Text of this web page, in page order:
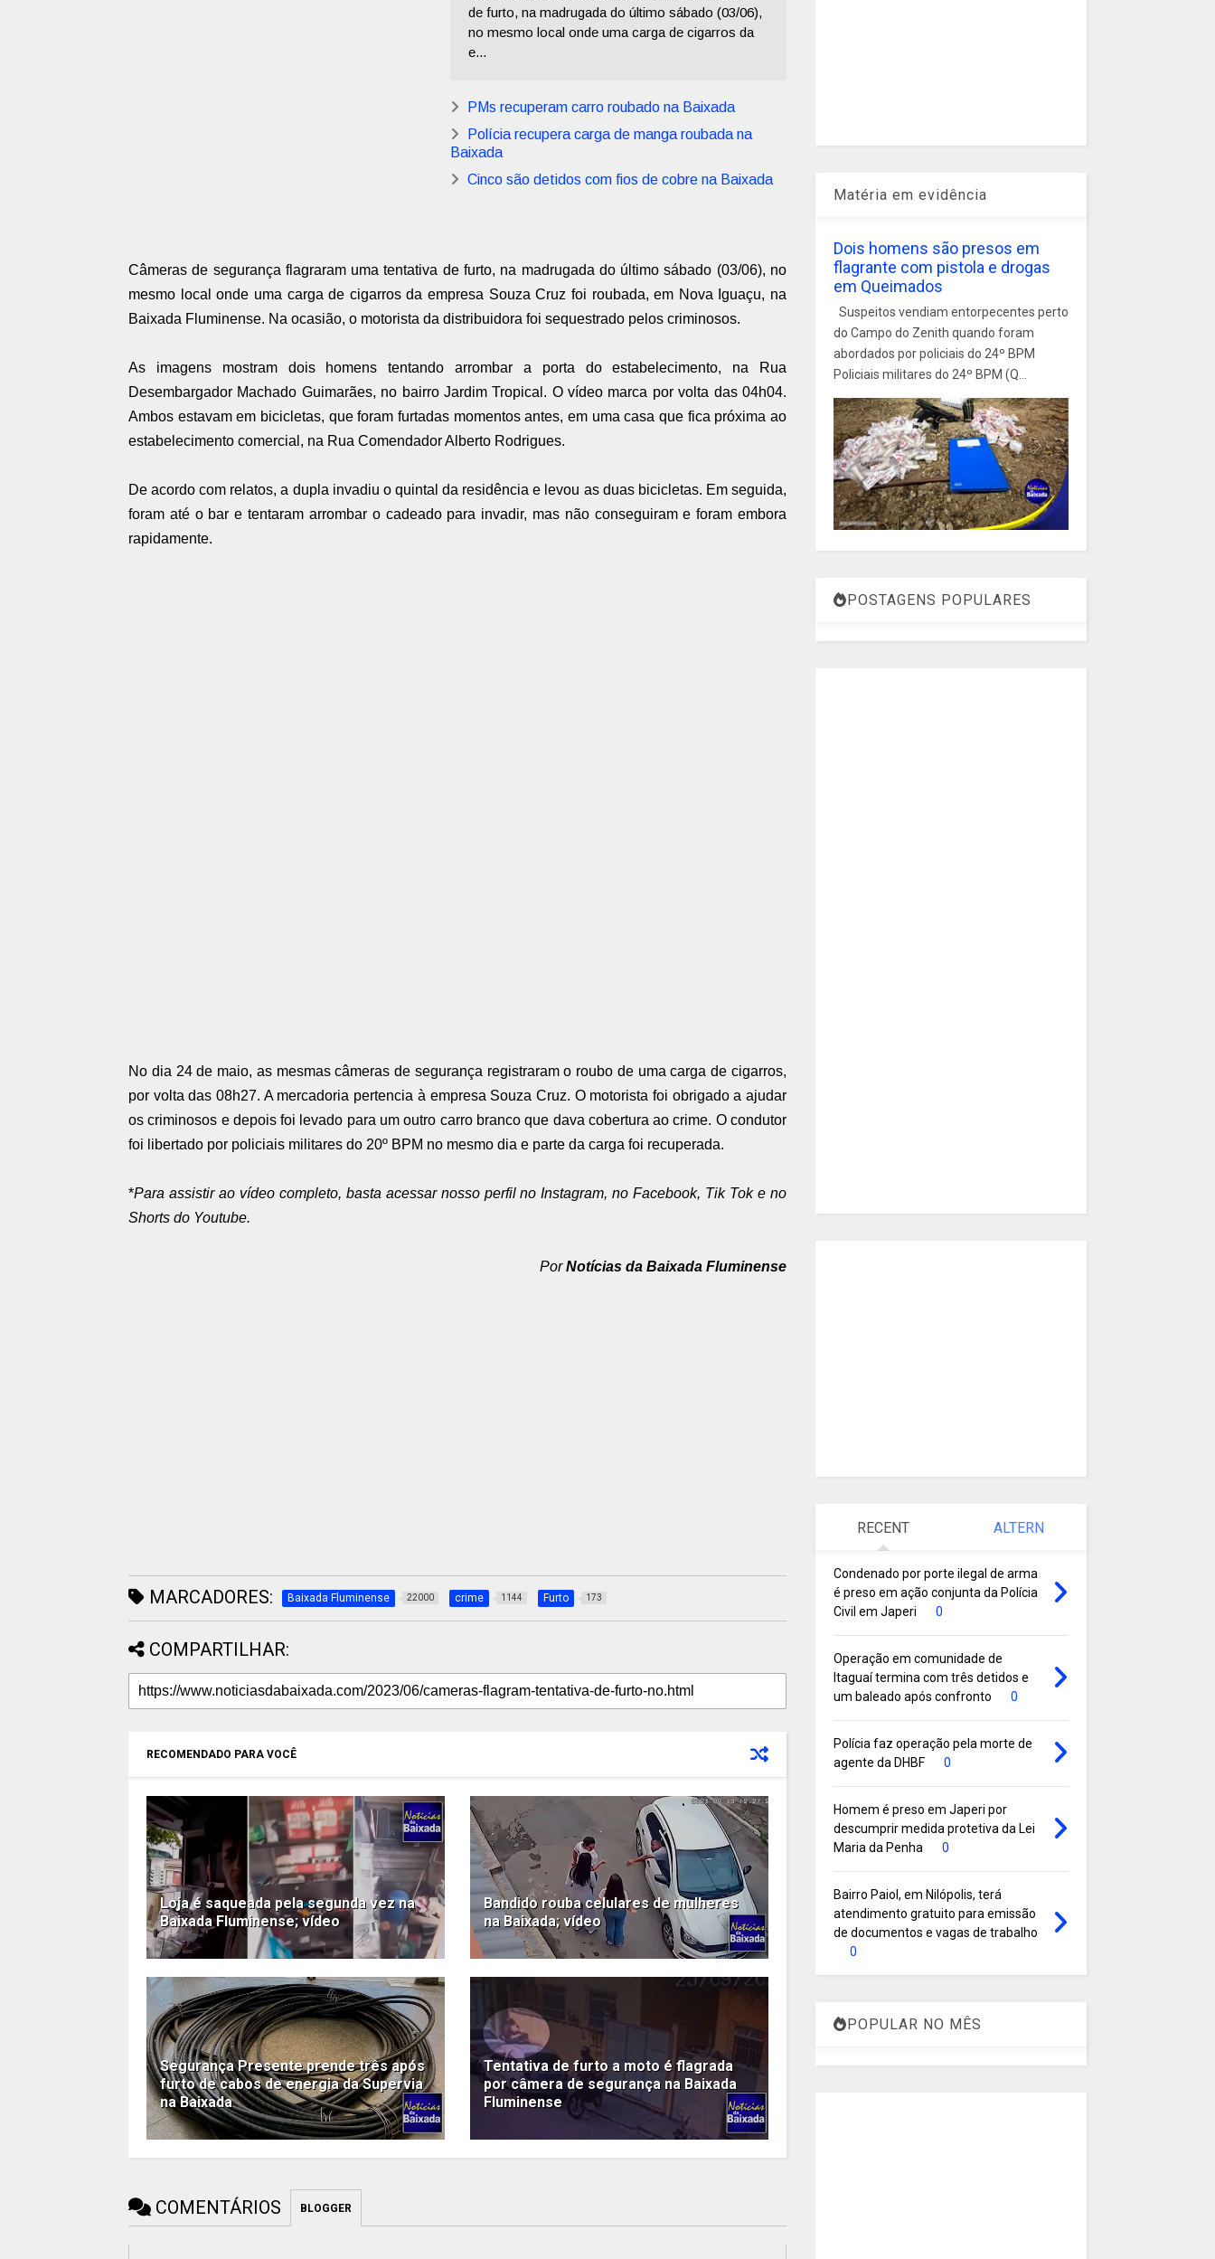
de furto, na madrugada do último sábado (03/06),
no mesmo local onde uma carga de cigarros da
e...
PMs recuperam carro roubado na Baixada
Polícia recupera carga de manga roubada na
Baixada
Cinco são detidos com fios de cobre na Baixada
Câmeras de segurança flagraram uma tentativa de furto, na madrugada do último sábado (03/06), no
mesmo local onde uma carga de cigarros da empresa Souza Cruz foi roubada, em Nova Iguaçu, na
Baixada Fluminense. Na ocasião, o motorista da distribuidora foi sequestrado pelos criminosos.
As imagens mostram dois homens tentando arrombar a porta do estabelecimento, na Rua
Desembargador Machado Guimarães, no bairro Jardim Tropical. O vídeo marca por volta das 04h04.
Ambos estavam em bicicletas, que foram furtadas momentos antes, em uma casa que fica próxima ao
estabelecimento comercial, na Rua Comendador Alberto Rodrigues.
De acordo com relatos, a dupla invadiu o quintal da residência e levou as duas bicicletas. Em seguida,
foram até o bar e tentaram arrombar o cadeado para invadir, mas não conseguiram e foram embora
rapidamente.
No dia 24 de maio, as mesmas câmeras de segurança registraram o roubo de uma carga de cigarros,
por volta das 08h27. A mercadoria pertencia à empresa Souza Cruz. O motorista foi obrigado a ajudar
os criminosos e depois foi levado para um outro carro branco que dava cobertura ao crime. O condutor
foi libertado por policiais militares do 20º BPM no mesmo dia e parte da carga foi recuperada.
*Para assistir ao vídeo completo, basta acessar nosso perfil no Instagram, no Facebook, Tik Tok e no
Shorts do Youtube.
PorNotícias da Baixada Fluminense
MARCADORES: Baixada Fluminense 22000 crime 1144 Furto 173
COMPARTILHAR:
RECOMENDADO PARA VOCÊ
Loja é saqueada pela segunda vez na
Baixada Fluminense; vídeo
Bandido rouba celulares de mulheres
na Baixada; vídeo
Segurança Presente prende três após
furto de cabos de energia da Supervia
na Baixada
Tentativa de furto a moto é flagrada
por câmera de segurança na Baixada
Fluminense
COMENTÁRIOS BLOGGER
Matéria em evidência
Dois homens são presos em
flagrante com pistola e drogas
em Queimados
Suspeitos vendiam entorpecentes perto
do Campo do Zenith quando foram
abordados por policiais do 24º BPM
Policiais militares do 24º BPM (Q...
POSTAGENS POPULARES
RECENT ALTERN
Condenado por porte ilegal de arma
é preso em ação conjunta da Polícia
Civil em Japeri
0
Operação em comunidade de
Itaguaí termina com três detidos e
um baleado após confronto
0
Polícia faz operação pela morte de
agente da DHBF
0
Homem é preso em Japeri por
descumprir medida protetiva da Lei
Maria da Penha
0
Bairro Paiol, em Nilópolis, terá
atendimento gratuito para emissão
de documentos e vagas de trabalho
0
POPULAR NO MÊS